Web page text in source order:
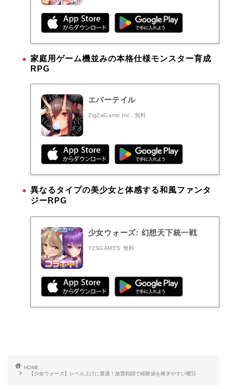
家庭用ゲーム機並みの本格仕様モンスター育成
RPG
エバーテイル
ZigZaGame Inc. 無料
異なるタイプの美少女と体感する和風ファンタ
ジーRPG
少女ウォーズ: 幻想天下統一戦
Y2SGAMES 無料
HOME
【少女ウォーズ】レベル上げに最適！放置戦闘で経験値を稼ぎやすい曜日